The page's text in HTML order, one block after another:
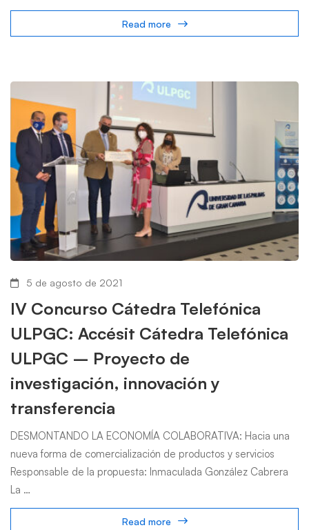
Read more
5 de agosto de 2021
IV Concurso Cátedra Telefónica
ULPGC: Accésit Cátedra Telefónica
ULPGC – Proyecto de
investigación, innovación y
transferencia
DESMONTANDO LA ECONOMÍA COLABORATIVA: Hacia una
nueva forma de comercialización de productos y servicios
Responsable de la propuesta: Inmaculada González Cabrera
La …
Read more